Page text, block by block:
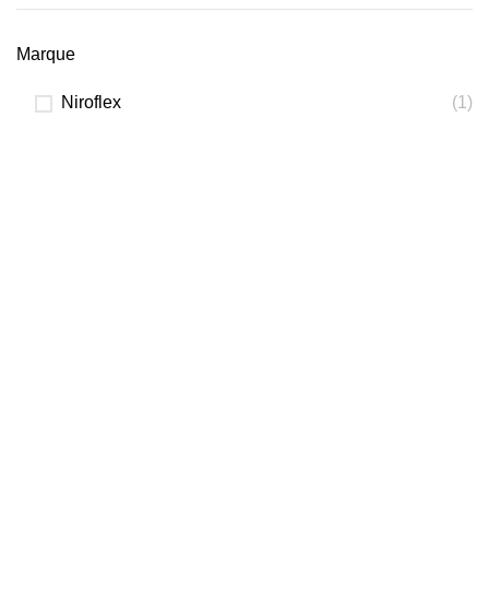
Marque
Niroflex (1)